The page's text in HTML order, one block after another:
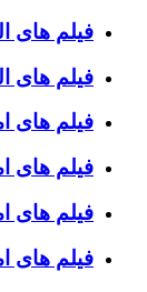
فیلم های
فیلم های
فیلم های
فیلم های
فیلم های
فیلم های